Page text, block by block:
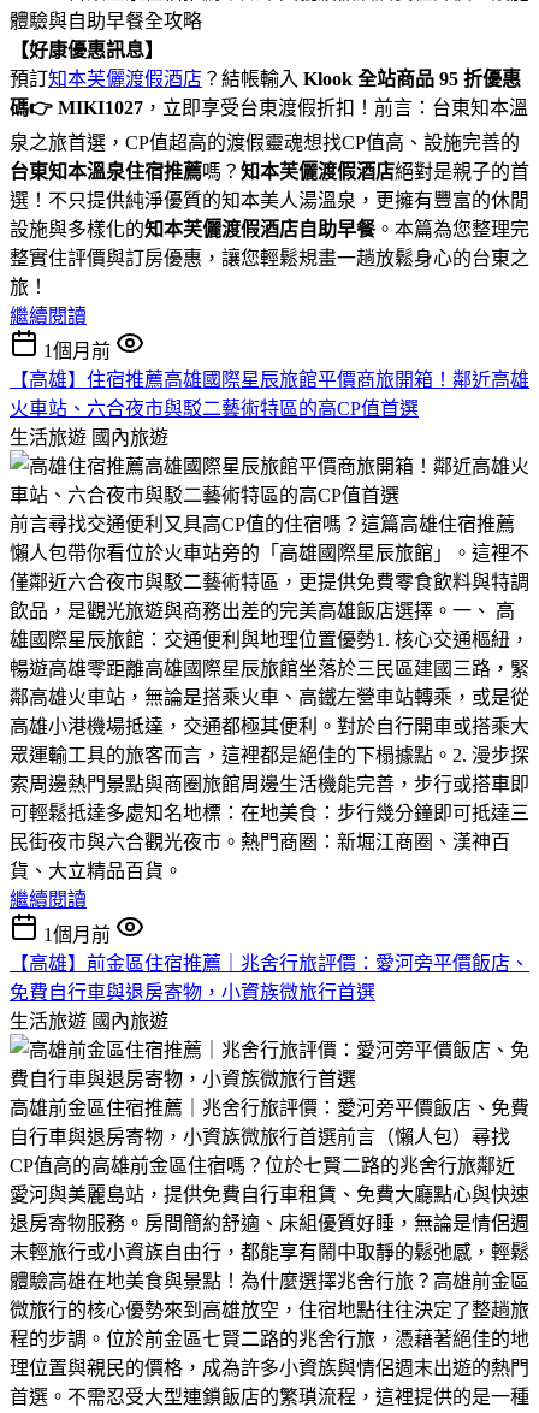
【好康優惠訊息】
預訂知本芙儷渡假酒店 ？結帳輸入 Klook 全站商品 95 折優惠
碼👉 MIKI1027 ，立即享受台東渡假折扣！前言：台東知本溫
泉之旅首選，CP值超高的渡假靈魂想找CP值高、設施完善的
台東知本溫泉住宿推薦嗎？ 知本芙儷渡假酒店絕對是親子的首
選！不只提供純淨優質的知本美人湯溫泉，更擁有豐富的休閒
設施與多樣化的知本芙儷渡假酒店自助早餐。本篇為您整理完
整實住評價與訂房優惠，讓您輕鬆規畫一趟放鬆身心的台東之
旅！
繼續閱讀
1個月前
【高雄】住宿推薦高雄國際星辰旅館平價商旅開箱！鄰近高雄
火車站、六合夜市與駁二藝術特區的高CP值首選
生活旅遊 國內旅遊
​前言​尋找交通便利又具高CP值的住宿嗎？這篇高雄住宿推薦
懶人包帶你看位於火車站旁的「高雄國際星辰旅館」。這裡不
僅鄰近六合夜市與駁二藝術特區，更提供免費零食飲料與特調
飲品，是觀光旅遊與商務出差的完美高雄飯店選擇。​一、 高
雄國際星辰旅館：交通便利與地理位置優勢​1. 核心交通樞紐，
暢遊高雄零距離​高雄國際星辰旅館坐落於三民區建國三路，緊
鄰高雄火車站，無論是搭乘火車、高鐵左營車站轉乘，或是從
高雄小港機場抵達，交通都極其便利。對於自行開車或搭乘大
眾運輸工具的旅客而言，這裡都是絕佳的下榻據點。​2. 漫步探
索周邊熱門景點與商圈​旅館周邊生活機能完善，步行或搭車即
可輕鬆抵達多處知名地標：​在地美食：步行幾分鐘即可抵達三
民街夜市與六合觀光夜市。​熱門商圈：新堀江商圈、漢神百
貨、大立精品百貨。
繼續閱讀
1個月前
【高雄】前金區住宿推薦｜兆舍行旅評價：愛河旁平價飯店、
免費自行車與退房寄物，小資族微旅行首選
生活旅遊 國內旅遊
高雄前金區住宿推薦｜兆舍行旅評價：愛河旁平價飯店、免費
自行車與退房寄物，小資族微旅行首選前言（懶人包）尋找
CP值高的高雄前金區住宿嗎？位於七賢二路的兆舍行旅鄰近
愛河與美麗島站，提供免費自行車租賃、免費大廳點心與快速
退房寄物服務。房間簡約舒適、床組優質好睡，無論是情侶週
末輕旅行或小資族自由行，都能享有鬧中取靜的鬆弛感，輕鬆
體驗高雄在地美食與景點！為什麼選擇兆舍行旅？高雄前金區
微旅行的核心優勢來到高雄放空，住宿地點往往決定了整趟旅
程的步調。位於前金區七賢二路的兆舍行旅，憑藉著絕佳的地
理位置與親民的價格，成為許多小資族與情侶週末出遊的熱門
首選。不需忍受大型連鎖飯店的繁瑣流程，這裡提供的是一種